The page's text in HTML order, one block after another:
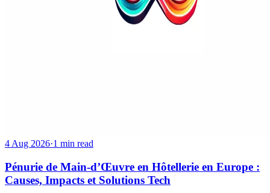
4 Aug 2026·1 min read
Pénurie de Main-d’Œuvre en Hôtellerie en Europe :
Causes, Impacts et Solutions Tech